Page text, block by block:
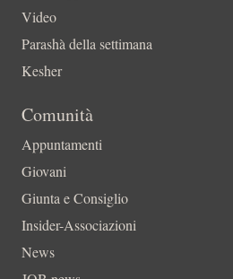
Video
Parashà della settimana
Kesher
Comunità
Appuntamenti
Giovani
Giunta e Consiglio
Insider-Associazioni
News